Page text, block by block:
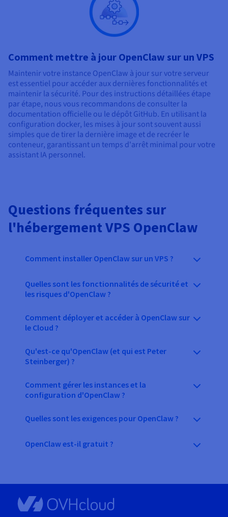
Comment mettre à jour OpenClaw sur un VPS
Maintenir votre instance OpenClaw à jour sur votre serveur
est essentiel pour accéder aux dernières fonctionnalités et
maintenir la sécurité. Pour des instructions détaillées étape
par étape, nous vous recommandons de consulter la
documentation officielle ou le dépôt GitHub. En utilisant la
configuration docker, les mises à jour sont souvent aussi
simples que de tirer la dernière image et de recréer le
conteneur, garantissant un temps d'arrêt minimal pour votre
assistant IA personnel.
Questions fréquentes sur
l'hébergement VPS OpenClaw
Comment installer OpenClaw sur un VPS ?
Quelles sont les fonctionnalités de sécurité et
les risques d'OpenClaw ?
Comment déployer et accéder à OpenClaw sur
le Cloud ?
Qu'est-ce qu'OpenClaw (et qui est Peter
Steinberger) ?
Comment gérer les instances et la
configuration d'OpenClaw ?
Quelles sont les exigences pour OpenClaw ?
OpenClaw est-il gratuit ?